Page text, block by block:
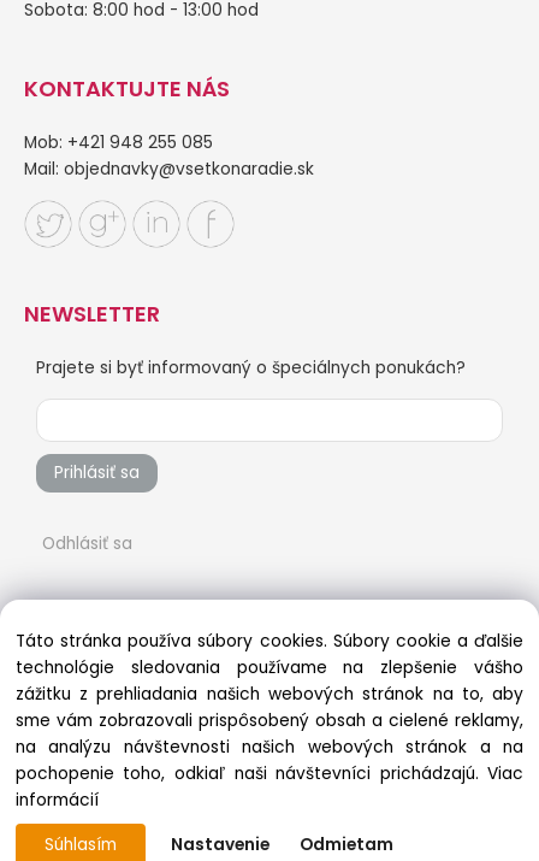
Sobota: 8:00 hod - 13:00 hod
KONTAKTUJTE NÁS
Mob: +421 948 255 085
Mail: objednavky@vsetkonaradie.sk
NEWSLETTER
Prajete si byť informovaný o špeciálnych ponukách?
Prihlásiť sa
Odhlásiť sa
Copyright © 2022 vsetkonaradie.sk, All rights reserved
Táto stránka používa súbory cookies. Súbory cookie a ďalšie
technológie sledovania používame na zlepšenie vášho
zážitku z prehliadania našich webových stránok na to, aby
sme vám zobrazovali prispôsobený obsah a cielené reklamy,
na analýzu návštevnosti našich webových stránok a na
pochopenie toho, odkiaľ naši návštevníci prichádzajú.Viac
informácií
Súhlasím
Nastavenie Odmietam